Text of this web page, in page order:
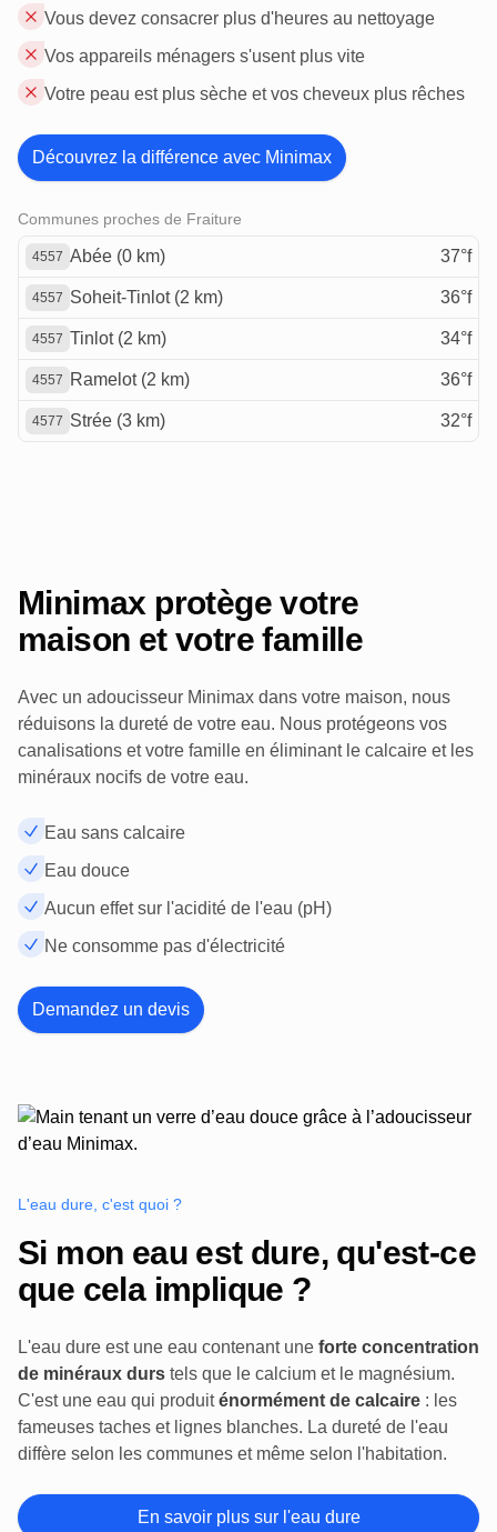
Vous devez consacrer plus d'heures au nettoyage
Vos appareils ménagers s'usent plus vite
Votre peau est plus sèche et vos cheveux plus rêches
Découvrez la différence avec Minimax
Communes proches de Fraiture
4557 Abée (0 km) 37°f
4557 Soheit-Tinlot (2 km) 36°f
4557 Tinlot (2 km) 34°f
4557 Ramelot (2 km) 36°f
4577 Strée (3 km) 32°f
Minimax protège votre
maison et votre famille
Avec un adoucisseur Minimax dans votre maison, nous
réduisons la dureté de votre eau. Nous protégeons vos
canalisations et votre famille en éliminant le calcaire et les
minéraux nocifs de votre eau.
Eau sans calcaire
Eau douce
Aucun effet sur l'acidité de l'eau (pH)
Ne consomme pas d'électricité
Demandez un devis
L'eau dure, c'est quoi ?
Si mon eau est dure, qu'est-ce
que cela implique ?
L'eau dure est une eau contenant une forte concentration
de minéraux durs tels que le calcium et le magnésium.
C'est une eau qui produiténormément de calcaire : les
fameuses taches et lignes blanches. La dureté de l'eau
diffère selon les communes et même selon l'habitation.
En savoir plus sur l'eau dure